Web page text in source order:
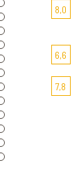
8,0
6,6
7,8